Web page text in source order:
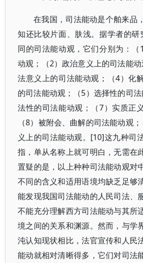
在我国，司法能动是个舶来品
知还比较片面、肤浅。据学者的研
同的司法能动观，它们分别为：
动观；（2）政治意义上的司法能
法意义上的司法能动观；（4）化
的司法能动观；（5）选择性的司
法性的司法能动观；（7）实质正
（8）被附会、曲解的司法能动观
义上的司法能动观。[10]这九种司
指，单从名称上就可明白，无需在
置疑的是，以上种种司法能动观对
不同的含义和适用语境均缺乏足够
能发现我国司法能动的人民司法、
不能充分理解西方司法能动与其所
境之间的关系和渊源。然而，与学
沌认知现状相比，法官宣传和人民
能动就相对清晰得多，它们对司法